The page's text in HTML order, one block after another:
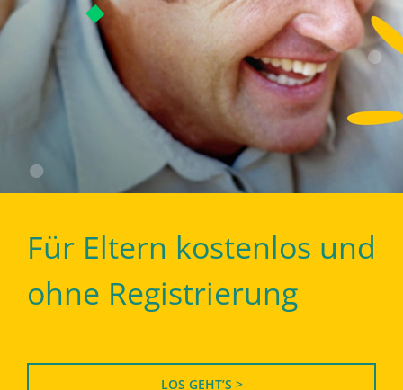
Für Eltern kostenlos und
ohne Registrierung
LOS GEHT’S >